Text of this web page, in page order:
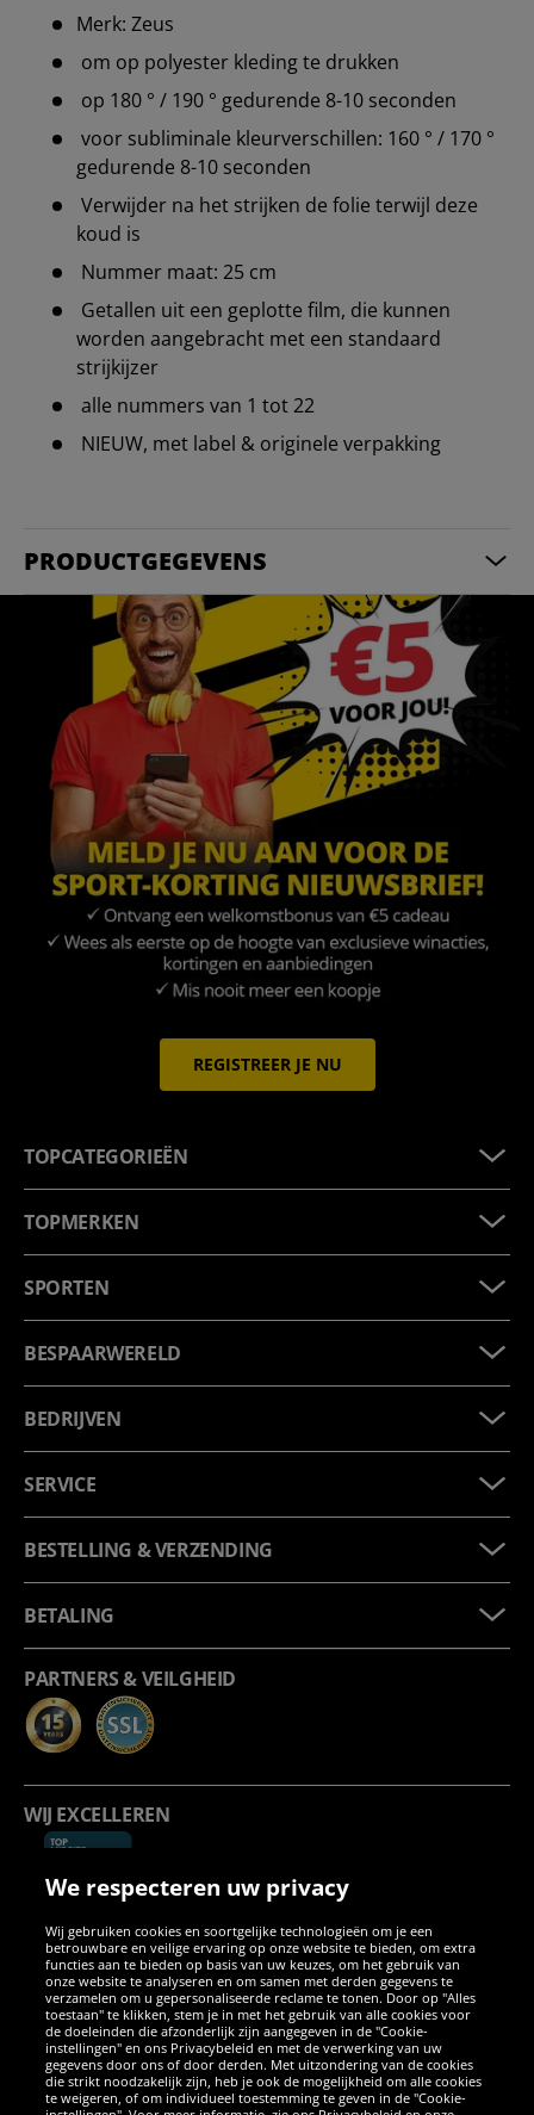
Merk: Zeus
om op polyester kleding te drukken
op 180 ° / 190 ° gedurende 8-10 seconden
voor subliminale kleurverschillen: 160 ° / 170 °
gedurende 8-10 seconden
Verwijder na het strijken de folie terwijl deze
koud is
Nummer maat: 25 cm
Getallen uit een geplotte film, die kunnen
worden aangebracht met een standaard
strijkijzer
alle nummers van 1 tot 22
NIEUW, met label & originele verpakking
PRODUCTGEGEVENS
REGISTREER JE NU
TOPCATEGORIEËN
TOPMERKEN
SPORTEN
BESPAARWERELD
BEDRIJVEN
SERVICE
BESTELLING & VERZENDING
BETALING
PARTNERS & VEILGHEID
WIJ EXCELLEREN
SOCIALE MEDIA
FacebookInstagram
WhatsApp
TikTokTwitterYouTube
We respecteren uw privacy
Wij gebruiken cookies en soortgelijke technologieën om je een
betrouwbare en veilige ervaring op onze website te bieden, om extra
functies aan te bieden op basis van uw keuzes, om het gebruik van
onze website te analyseren en om samen met derden gegevens te
verzamelen om u gepersonaliseerde reclame te tonen. Door op "Alles
toestaan" te klikken, stem je in met het gebruik van alle cookies voor
de doeleinden die afzonderlijk zijn aangegeven in de "Cookie-
instellingen" en ons Privacybeleid en met de verwerking van uw
gegevens door ons of door derden. Met uitzondering van de cookies
die strikt noodzakelijk zijn, heb je ook de mogelijkheid om alle cookies
te weigeren, of om individueel toestemming te geven in de "Cookie-